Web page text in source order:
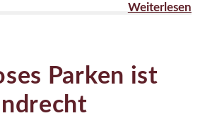
Weiterlesen
Parken ist